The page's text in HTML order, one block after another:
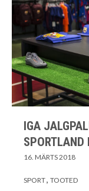
IGA
SPORTLAND
16. MÄRTS 2018
SPORT TOOTED